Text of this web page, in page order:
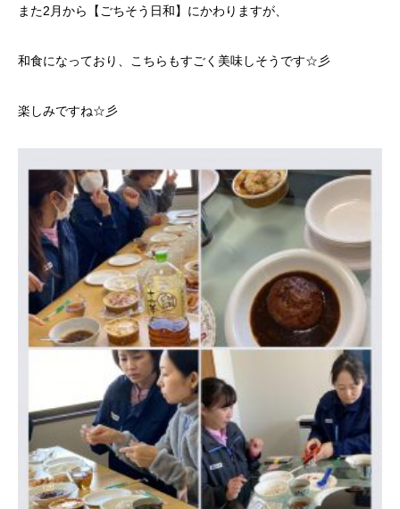
また2月から【ごちそう日和】にかわりますが、
和食になっており、こちらもすごく美味しそうです☆彡
楽しみですね☆彡